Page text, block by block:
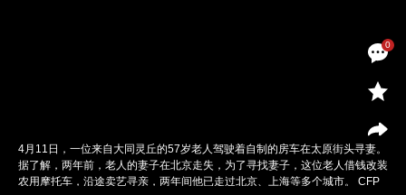
0
4月11日，一位来自大同灵丘的57岁老人驾驶着自制的房车在太原街头寻妻。
据了解，两年前，老人的妻子在北京走失，为了寻找妻子，这位老人借钱改装
农用摩托车，沿途卖艺寻亲，两年间他已走过北京、上海等多个城市。 CFP